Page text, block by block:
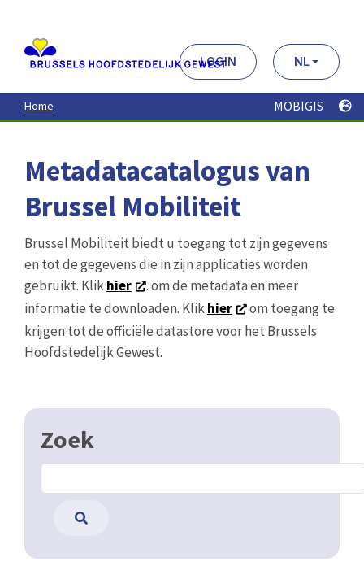
contenu
principal
LOGIN NL
Home MOBIGIS
Metadatacatalogus van
Brussel Mobiliteit
Brussel Mobiliteit biedt u toegang tot zijn gegevens
en tot de gegevens die in zijn applicaties worden
gebruikt. Klikhier
. om de metadata en meer
informatie te downloaden. Klikhier
om toegang te
krijgen tot de officiële datastore voor het Brussels
Hoofdstedelijk Gewest.
Zoek